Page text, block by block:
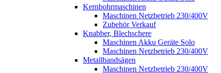
Kernbohrmaschinen
Maschinen Netzbetrieb 230/400V
Zubehör Verkauf
Knabber, Blechschere
Maschinen Akku Geräte Solo
Maschinen Netzbetrieb 230/400V
Metallbandsägen
Maschinen Netzbetrieb 230/400V